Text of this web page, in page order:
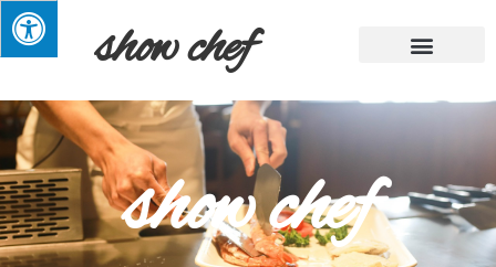
show chef
show chef